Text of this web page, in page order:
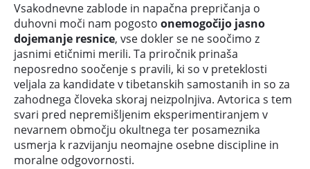
Vsakodnevne zablode in napačna prepričanja o
duhovni moči nam pogosto onemogočijo jasno
dojemanje resnice, vse dokler se ne soočimo z
jasnimi etičnimi merili. Ta priročnik prinaša
neposredno soočenje s pravili, ki so v preteklosti
veljala za kandidate v tibetanskih samostanih in so za
zahodnega človeka skoraj neizpolnjiva. Avtorica s tem
svari pred nepremišljenim eksperimentiranjem v
nevarnem območju okultnega ter posameznika
usmerja k razvijanju neomajne osebne discipline in
moralne odgovornosti.